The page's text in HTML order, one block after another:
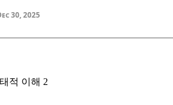
30, 2025
적 이해 2